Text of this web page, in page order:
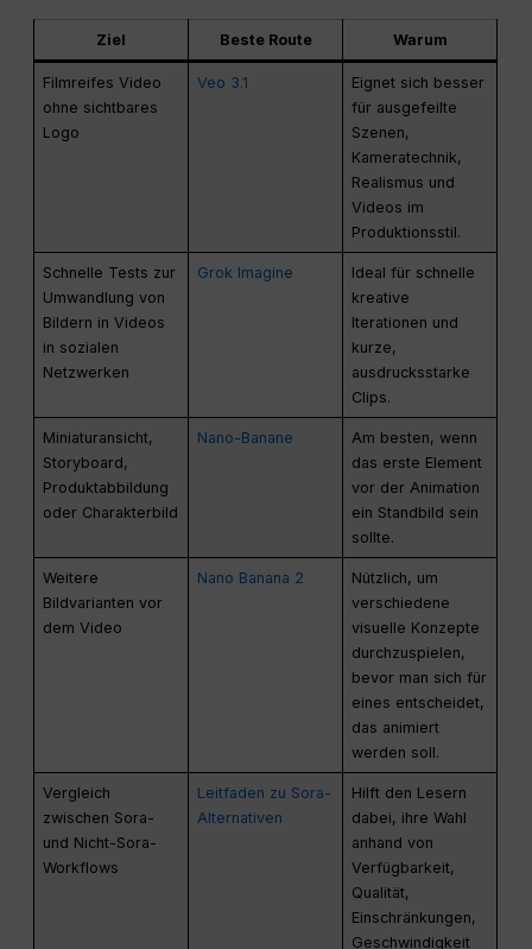
Ziel Beste Route Warum
Filmreifes Video
ohne sichtbares
Logo
Veo 3.1
Eignet sich besser
für ausgefeilte
Szenen,
Kameratechnik,
Realismus und
Videos im
Produktionsstil.
Schnelle Tests zur
Umwandlung von
Bildern in Videos
in sozialen
Netzwerken
Grok Imagine
Ideal für schnelle
kreative
Iterationen und
kurze,
ausdrucksstarke
Clips.
Miniaturansicht,
Storyboard,
Produktabbildung
oder Charakterbild
Nano-Banane
Am besten, wenn
das erste Element
vor der Animation
ein Standbild sein
sollte.
Weitere
Bildvarianten vor
dem Video
Nano Banana 2
Nützlich, um
verschiedene
visuelle Konzepte
durchzuspielen,
bevor man sich für
eines entscheidet,
das animiert
werden soll.
Vergleich
zwischen Sora-
und Nicht-Sora-
Workflows
Leitfaden zu Sora-
Alternativen
Hilft den Lesern
dabei, ihre Wahl
anhand von
Verfügbarkeit,
Qualität,
Einschränkungen,
Geschwindigkeit